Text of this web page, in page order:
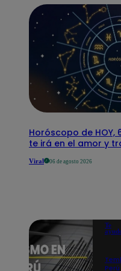
Horóscopo de
te irá en el amor y
Viral 06 de agosto 2026
Te